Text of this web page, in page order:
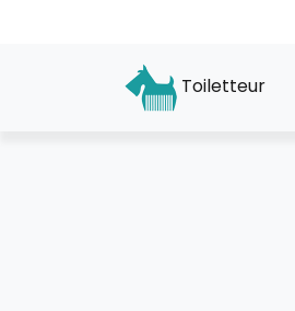
Toiletteur